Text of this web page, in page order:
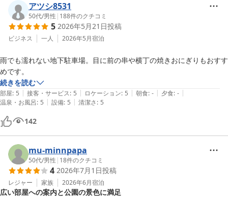
アツシ8531
50代/男性 | 188件のクチコミ
5 2026年5月21日投稿
ビジネス 一人 2026年5月宿泊
雨でも濡れない地下駐車場。目に前の串や横丁の焼きおにぎりもおすす
めです。
続きを読む
部屋: 5 | 接客・サービス: 5 | ロケーション: 5 | 朝食: - | 夕食: - |
温泉・お風呂: 5 | 設備: 5 | 清潔さ: 5
142
mu-minnpapa
50代/男性 | 18件のクチコミ
4 2026年7月1日投稿
レジャー 家族 2026年6月宿泊
広い部屋への案内と公園の景色に満足